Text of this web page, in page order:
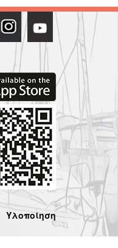
Υλοποίηση